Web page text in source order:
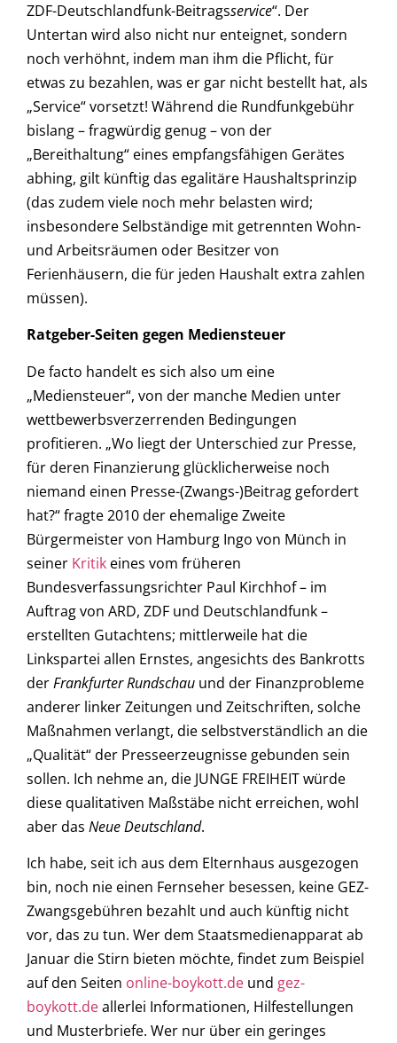
ZDF-Deutschlandfunk-Beitragsservice“. Der
Untertan wird also nicht nur enteignet, sondern
noch verhöhnt, indem man ihm die Pflicht, für
etwas zu bezahlen, was er gar nicht bestellt hat, als
„Service“ vorsetzt! Während die Rundfunkgebühr
bislang – fragwürdig genug – von der
„Bereithaltung“ eines empfangsfähigen Gerätes
abhing, gilt künftig das egalitäre Haushaltsprinzip
(das zudem viele noch mehr belasten wird;
insbesondere Selbständige mit getrennten Wohn-
und Arbeitsräumen oder Besitzer von
Ferienhäusern, die für jeden Haushalt extra zahlen
müssen).
Ratgeber-Seiten gegen Mediensteuer
De facto handelt es sich also um eine
„Mediensteuer“, von der manche Medien unter
wettbewerbsverzerrenden Bedingungen
profitieren. „Wo liegt der Unterschied zur Presse,
für deren Finanzierung glücklicherweise noch
niemand einen Presse-(Zwangs-)Beitrag gefordert
hat?“ fragte 2010 der ehemalige Zweite
Bürgermeister von Hamburg Ingo von Münch in
seiner Kritik eines vom früheren
Bundesverfassungsrichter Paul Kirchhof – im
Auftrag von ARD, ZDF und Deutschlandfunk –
erstellten Gutachtens; mittlerweile hat die
Linkspartei allen Ernstes, angesichts des Bankrotts
derFrankfurter Rundschau und der Finanzprobleme
anderer linker Zeitungen und Zeitschriften, solche
Maßnahmen verlangt, die selbstverständlich an die
„Qualität“ der Presseerzeugnisse gebunden sein
sollen. Ich nehme an, die JUNGE FREIHEIT würde
diese qualitativen Maßstäbe nicht erreichen, wohl
aber das Neue Deutschland.
Ich habe, seit ich aus dem Elternhaus ausgezogen
bin, noch nie einen Fernseher besessen, keine GEZ-
Zwangsgebühren bezahlt und auch künftig nicht
vor, das zu tun. Wer dem Staatsmedienapparat ab
Januar die Stirn bieten möchte, findet zum Beispiel
auf den Seiten online-boykott.de und gez-
boykott.deallerlei Informationen, Hilfestellungen
und Musterbriefe. Wer nur über ein geringes